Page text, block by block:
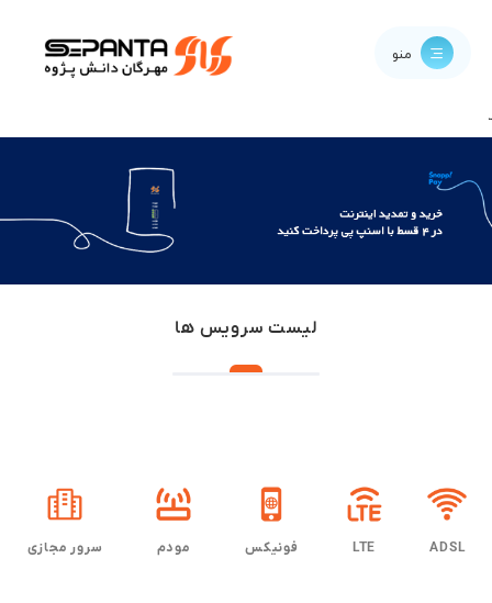
منو
لیست سرویس ها
ADSL
LTE فونیکس مودم سرور مجازی